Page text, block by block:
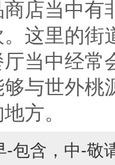
店当中有
。这里的街
厅当中经常
与世外桃
方。
-包含，中-敬